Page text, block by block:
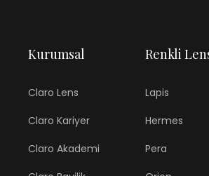
Kurumsal
Claro Lens
Claro Kariyer
Claro Akademi
Renkli
Lapis
Hermes
Pera